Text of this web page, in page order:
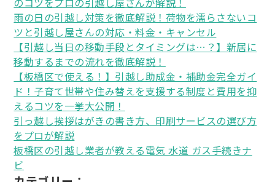
雨の日の引越し対策を徹底解説！荷物を濡らさないコ
ツと引越し屋さんの対応・料金・キャンセル
【引越し当日の移動手段とタイミングは…？】新居に
移動するまでの流れを徹底解説！
【板橋区で使える！】引越し助成金・補助金完全ガイ
ド！子育て世帯や住み替えを支援する制度と費用を抑
えるコツを一挙大公開！
引っ越し挨拶はがきの書き方、印刷サービスの選び方
をプロが解説
板橋区の引越し業者が教える電気 水道 ガス手続きナ
ビ